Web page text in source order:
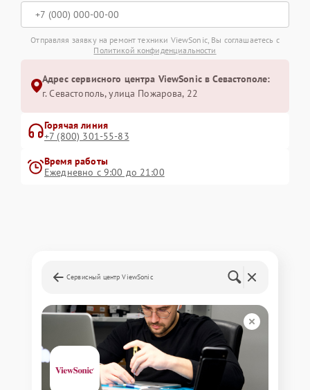
Отправляя заявку на ремонт техники ViewSonic, Вы соглашаетесь с
Политикой конфиденциальности
Адрес сервисного центра ViewSonic в Севастополе:
г. Севастополь, улица Пожарова, 22
Горячая линия
+7 (800) 301-55-83
Время работы
Ежедневно с 9:00 до 21:00
Сервисный центр ViewSonic